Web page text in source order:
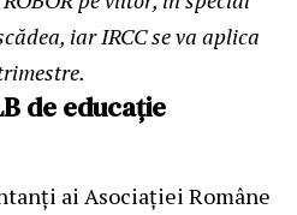
iar IRCC se va aplica
de educație
ai Asociației Române